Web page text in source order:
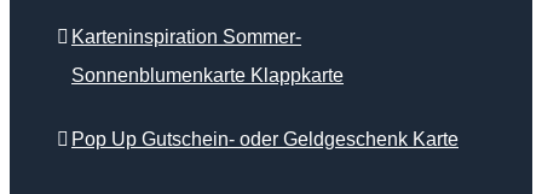
Karteninspiration Sommer-
Sonnenblumenkarte Klappkarte
Pop Up Gutschein- oder Geldgeschenk Karte